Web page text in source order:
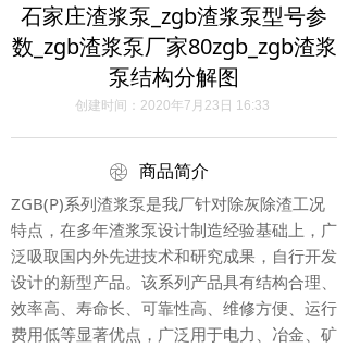
石家庄渣浆泵_zgb渣浆泵型号参
数_zgb渣浆泵厂家80zgb_zgb渣浆
泵结构分解图
商品简介
创建时间： 2020年7月23日 16:33
ZGB(P)系列渣浆泵是我厂针对除灰除渣工况
特点，在多年渣浆泵设计制造经验基础上，广
泛吸取国内外先进技术和研究成果，自行开发
设计的新型产品。该系列产品具有结构合理、
效率高、寿命长、可靠性高、维修方便、运行
费用低等显著优点，广泛用于电力、冶金、矿
ꁵ